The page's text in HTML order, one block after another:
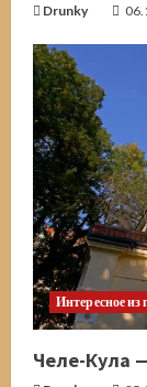
Drunky
Интересное из
Челе-Кула